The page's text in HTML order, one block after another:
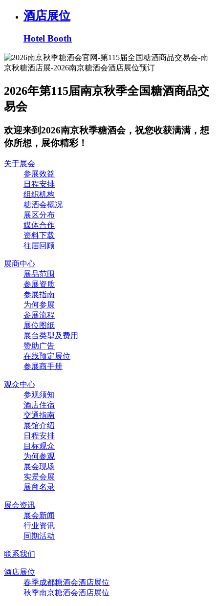
酒店展位
Hotel Booth
2026年第115届南京秋季全国糖酒商品交
易会
欢迎来到2026南京秋季糖酒会，祝您收获满满，想
你所想，展你精彩！
关于展会
参展效益
日程安排
组织机构
糖酒会概况
展区分布
媒体合作
资料下载
往届回顾
展商中心
展品范围
参展资质
参展指南
为何参展
参展流程
展位图纸
展台类型及费用
赞助广告
在线预定展位
参展商手册
观众中心
参观须知
酒店住宿
交通指南
展馆介绍
日程安排
目标观众
为何参观
展会现场
实景会展
展商名录
展会资讯
展会新闻
行业资讯
同期活动
联系我们
酒店展位
春季成都糖酒会酒店展位
秋季南京糖酒会酒店展位